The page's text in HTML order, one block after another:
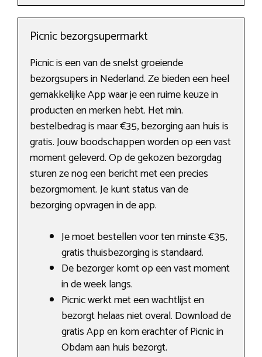
Picnic bezorgsupermarkt
Picnic is een van de snelst groeiende
bezorgsupers in Nederland. Ze bieden een heel
gemakkelijke App waar je een ruime keuze in
producten en merken hebt. Het min.
bestelbedrag is maar €35, bezorging aan huis is
gratis. Jouw boodschappen worden op een vast
moment geleverd. Op de gekozen bezorgdag
sturen ze nog een bericht met een precies
bezorgmoment. Je kunt status van de
bezorging opvragen in de app.
Je moet bestellen voor ten minste €35,
gratis thuisbezorging is standaard.
De bezorger komt op een vast moment
in de week langs.
Picnic werkt met een wachtlijst en
bezorgt helaas niet overal. Download de
gratis App en kom erachter of Picnic in
Obdam aan huis bezorgt.